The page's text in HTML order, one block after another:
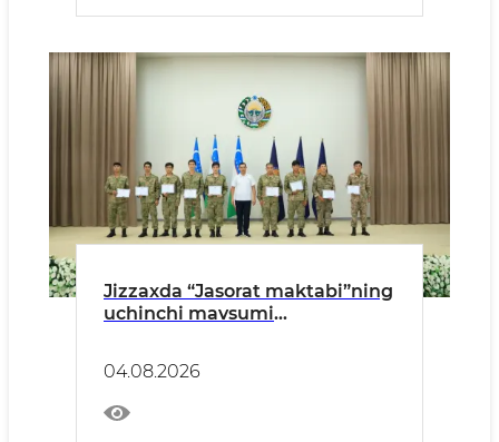
Jizzaxda “Jasorat maktabi”ning
uchinchi mavsumi
04.08.2026